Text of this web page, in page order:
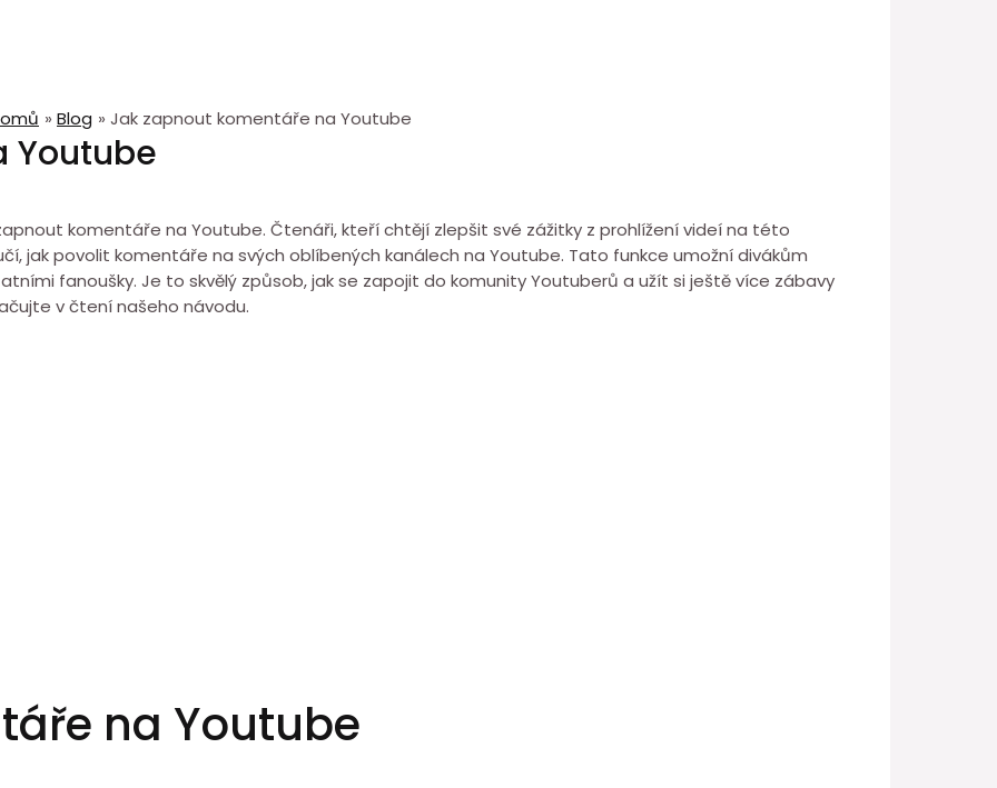
Blog Jak zapnout komentáře na Youtube
Youtube
komentáře na Youtube. Čtenáři, kteří chtějí zlepšit své zážitky z prohlížení videí na této
jak povolit komentáře na svých oblíbených kanálech na Youtube. Tato funkce umožní divákům
fanoušky. Je to skvělý způsob, jak se zapojit do komunity Youtuberů a užít si ještě více zábavy
v čtení našeho návodu.
na Youtube